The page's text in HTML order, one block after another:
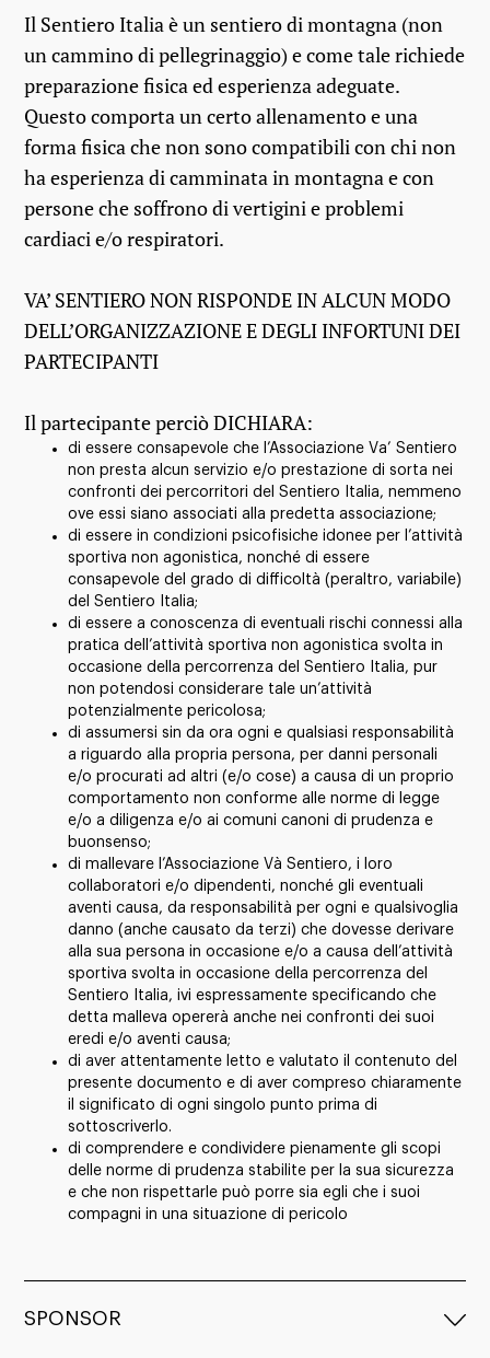
Il Sentiero Italia è un sentiero di montagna (non
un cammino di pellegrinaggio) e come tale richiede
preparazione fisica ed esperienza adeguate.
Questo comporta un certo allenamento e una
forma fisica che non sono compatibili con chi non
ha esperienza di camminata in montagna e con
persone che soffrono di vertigini e problemi
cardiaci e/o respiratori.
VA’ SENTIERO NON RISPONDE IN ALCUN MODO
DELL’ORGANIZZAZIONE E DEGLI INFORTUNI DEI
PARTECIPANTI
Il partecipante perciò DICHIARA:
di essere consapevole che l’Associazione Va’ Sentiero
non presta alcun servizio e/o prestazione di sorta nei
confronti dei percorritori del Sentiero Italia, nemmeno
ove essi siano associati alla predetta associazione;
di essere in condizioni psicofisiche idonee per l’attività
sportiva non agonistica, nonché di essere
consapevole del grado di difficoltà (peraltro, variabile)
del Sentiero Italia;
di essere a conoscenza di eventuali rischi connessi alla
pratica dell’attività sportiva non agonistica svolta in
occasione della percorrenza del Sentiero Italia, pur
non potendosi considerare tale un’attività
potenzialmente pericolosa;
di assumersi sin da ora ogni e qualsiasi responsabilità
a riguardo alla propria persona, per danni personali
e/o procurati ad altri (e/o cose) a causa di un proprio
comportamento non conforme alle norme di legge
e/o a diligenza e/o ai comuni canoni di prudenza e
buonsenso;
di mallevare l’Associazione Và Sentiero, i loro
collaboratori e/o dipendenti, nonché gli eventuali
aventi causa, da responsabilità per ogni e qualsivoglia
danno (anche causato da terzi) che dovesse derivare
alla sua persona in occasione e/o a causa dell’attività
sportiva svolta in occasione della percorrenza del
Sentiero Italia, ivi espressamente specificando che
detta malleva opererà anche nei confronti dei suoi
eredi e/o aventi causa;
di aver attentamente letto e valutato il contenuto del
presente documento e di aver compreso chiaramente
il significato di ogni singolo punto prima di
sottoscriverlo.
di comprendere e condividere pienamente gli scopi
delle norme di prudenza stabilite per la sua sicurezza
e che non rispettarle può porre sia egli che i suoi
compagni in una situazione di pericolo
SPONSOR